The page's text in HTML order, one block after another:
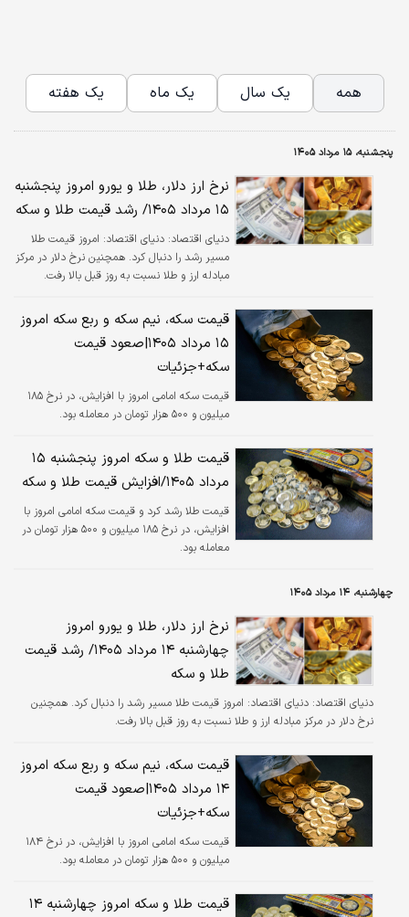
همه یک سال یک ماه یک هفته
پنجشنبه، ۱۵ مرداد ۱۴۰۵
نرخ ارز دلار، طلا و یورو امروز پنجشنبه
۱۵ مرداد ۱۴۰۵/ رشد قیمت طلا و سکه
دنیای اقتصاد: دنیای اقتصاد: امروز قیمت طلا
مسیر رشد را دنبال کرد. همچنین نرخ دلار در مرکز
مبادله ارز و طلا نسبت به روز قبل بالا رفت.
قیمت سکه، نیم سکه و ربع سکه امروز
۱۵ مرداد ۱۴۰۵|صعود قیمت
سکه+جزئیات
قیمت سکه امامی امروز با افزایش، در نرخ ۱۸۵
میلیون و ۵۰۰ هزار تومان در معامله بود.
قیمت طلا و سکه امروز پنجشنبه ۱۵
مرداد ۱۴۰۵/افزایش قیمت طلا و سکه
قیمت طلا رشد کرد و‌ قیمت سکه امامی امروز با
افزایش، در نرخ ۱۸۵ میلیون و ۵۰۰ هزار تومان در
معامله بود.
چهارشنبه، ۱۴ مرداد ۱۴۰۵
نرخ ارز دلار، طلا و یورو امروز
چهارشنبه ۱۴ مرداد ۱۴۰۵/ رشد قیمت
طلا و سکه
دنیای اقتصاد:
دنیای اقتصاد: امروز قیمت طلا مسیر رشد را دنبال کرد. همچنین
نرخ دلار در مرکز مبادله ارز و طلا نسبت به روز قبل بالا رفت.
قیمت سکه، نیم سکه و ربع سکه امروز
۱۴ مرداد ۱۴۰۵|صعود قیمت
سکه+جزئیات
قیمت سکه امامی امروز با افزایش، در نرخ ۱۸۴
میلیون و ۵۰۰ هزار تومان در معامله بود.
قیمت طلا و سکه امروز چهارشنبه ۱۴